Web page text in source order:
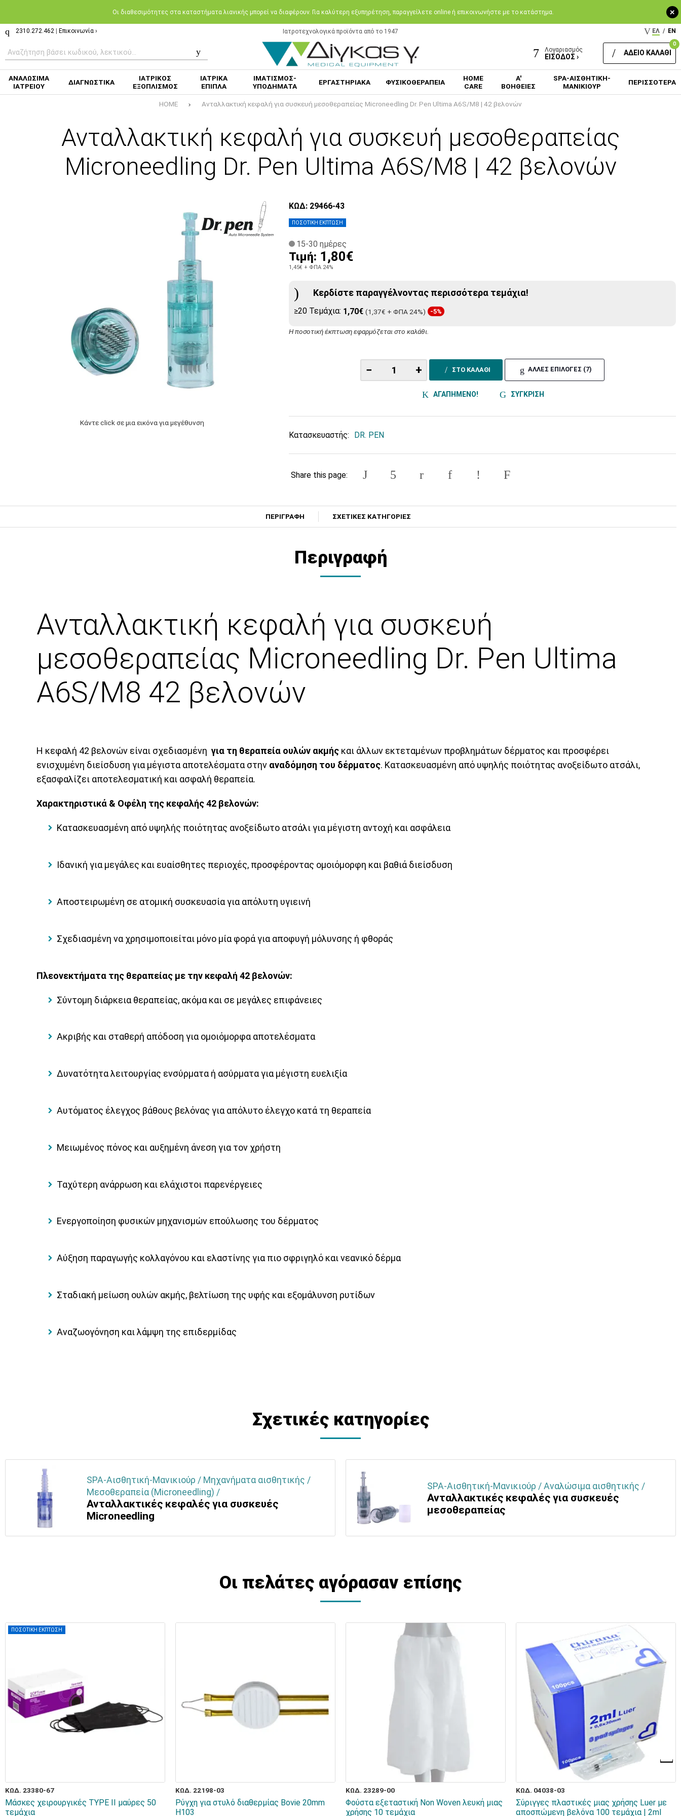
+
Oι διαθεσιμότητες στα καταστήματα λιανικής μπορεί να διαφέρουν. Για καλύτερη εξυπηρέτηση, παραγγείλετε online ή επικοινωνήστε με το κατάστημα.
2310.272.462 Επικοινωνία › Ιατροτεχνολογικά προϊόντα από το 1947 ΕΛ / EN
Λογαριασμός
ΕΙΣΟΔΟΣ ›
0
ΑΔΕΙΟ ΚΑΛΑΘΙ
ΑΝΑΛΩΣΙΜΑ
ΙΑΤΡΕΙΟΥ
ΔΙΑΓΝΩΣΤΙΚΑ
ΙΑΤΡΙΚΟΣ
ΕΞΟΠΛΙΣΜΟΣ
ΙΑΤΡΙΚΑ
ΕΠΙΠΛΑ
ΙΜΑΤΙΣΜΟΣ-
ΥΠΟΔΗΜΑΤΑ
ΕΡΓΑΣΤΗΡΙΑΚΑ ΦΥΣΙΚΟΘΕΡΑΠΕΙΑ
HOME
CARE
Α'
ΒΟΗΘΕΙΕΣ
SPA-ΑΙΣΘΗΤΙΚΗ-
ΜΑΝΙΚΙΟΥΡ
ΠΕΡΙΣΣΟΤΕΡΑ
HOME Ανταλλακτική κεφαλή για συσκευή μεσοθεραπείας Microneedling Dr. Pen Ultima A6S/M8 | 42 βελονών
Ανταλλακτική κεφαλή για συσκευή μεσοθεραπείας
Microneedling Dr. Pen Ultima A6S/M8 | 42 βελονών
Κάντε click σε μια εικόνα για μεγέθυνση
ΠΟΣΟΤΙΚΗ ΕΚΠΤΩΣΗ
ΚΩΔ: 29466-43
15-30 ημέρες
Τιμή: 1,80€
1,45€ + ΦΠΑ 24%
Κερδίστε παραγγέλνοντας περισσότερα τεμάχια!
≥20 Τεμάχια: 1,70€ (1,37€ + ΦΠΑ 24%) -5%
Η ποσοτική έκπτωση εφαρμόζεται στο καλάθι.
− + ΣΤΟ ΚΑΛΑΘΙ ΑΛΛΕΣ ΕΠΙΛΟΓΕΣ (7)
ΑΓΑΠΗΜΕΝΟ! ΣΥΓΚΡΙΣΗ
Κατασκευαστής: DR. PEN
Share this page:
ΠΕΡΙΓΡΑΦΗ ΣΧΕΤΙΚΕΣ ΚΑΤΗΓΟΡΙΕΣ
Περιγραφή
Ανταλλακτική κεφαλή για συσκευή
μεσοθεραπείας Microneedling Dr. Pen Ultima
A6S/M8 42 βελονών
Η κεφαλή 42 βελονών είναι σχεδιασμένη για τη θεραπεία ουλών ακμής και άλλων εκτεταμένων προβλημάτων δέρματος και προσφέρει
ενισχυμένη διείσδυση για μέγιστα αποτελέσματα στην αναδόμηση του δέρματος. Κατασκευασμένη από υψηλής ποιότητας ανοξείδωτο ατσάλι,
εξασφαλίζει αποτελεσματική και ασφαλή θεραπεία.
Χαρακτηριστικά & Οφέλη της κεφαλής 42 βελονών:
Κατασκευασμένη από υψηλής ποιότητας ανοξείδωτο ατσάλι για μέγιστη αντοχή και ασφάλεια
Ιδανική για μεγάλες και ευαίσθητες περιοχές, προσφέροντας ομοιόμορφη και βαθιά διείσδυση
Αποστειρωμένη σε ατομική συσκευασία για απόλυτη υγιεινή
Σχεδιασμένη να χρησιμοποιείται μόνο μία φορά για αποφυγή μόλυνσης ή φθοράς
Πλεονεκτήματα της θεραπείας με την κεφαλή 42 βελονών:
Σύντομη διάρκεια θεραπείας, ακόμα και σε μεγάλες επιφάνειες
Ακριβής και σταθερή απόδοση για ομοιόμορφα αποτελέσματα
Δυνατότητα λειτουργίας ενσύρματα ή ασύρματα για μέγιστη ευελιξία
Αυτόματος έλεγχος βάθους βελόνας για απόλυτο έλεγχο κατά τη θεραπεία
Μειωμένος πόνος και αυξημένη άνεση για τον χρήστη
Ταχύτερη ανάρρωση και ελάχιστοι παρενέργειες
Ενεργοποίηση φυσικών μηχανισμών επούλωσης του δέρματος
Αύξηση παραγωγής κολλαγόνου και ελαστίνης για πιο σφριγηλό και νεανικό δέρμα
Σταδιακή μείωση ουλών ακμής, βελτίωση της υφής και εξομάλυνση ρυτίδων
Αναζωογόνηση και λάμψη της επιδερμίδας
Σχετικές κατηγορίες
SPA-Αισθητική-Μανικιούρ / Μηχανήματα αισθητικής /
Μεσοθεραπεία (Microneedling) /
Ανταλλακτικές κεφαλές για συσκευές
Μicroneedling
SPA-Αισθητική-Μανικιούρ / Αναλώσιμα αισθητικής /
Ανταλλακτικές κεφαλές για συσκευές
μεσοθεραπείας
Οι πελάτες αγόρασαν επίσης
ΠΟΣΟΤΙΚΗ ΕΚΠΤΩΣΗ
ΚΩΔ. 23380-67
Μάσκες χειρουργικές TYPE II μαύρες 50
τεμάχια
ΚΩΔ. 22198-03
Ρύγχη για στυλό διαθερμίας Bovie 20mm
Η103
ΚΩΔ. 23289-00
Φούστα εξεταστική Non Woven λευκή μιας
χρήσης 10 τεμάχια
ΚΩΔ. 04038-03
Σύριγγες πλαστικές μιας χρήσης Luer με
αποσπώμενη βελόνα 100 τεμάχια | 2ml